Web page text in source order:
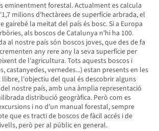
eminentment forestal. Actualment es calcula
milions d'hectàrees de superfície arbrada, el
gairebé la meitat del país és bosc. Si a Europa
als boscos de Catalunya n'hi ha 100.
al nostre país són boscos joves, que des de fa
any rere any la seva superfície per
de l'agricultura. Tots aquests boscos i
castanyedes, vernedes...) estan presents en les
l'objectiu del qual és descobrir alguns
nostre país, amb una àmplia representació
distribució geogràfica. Però com es
i no d'un manual forestal, sempre
que es tracti de boscos de fàcil accés i de
però per al públic en general.